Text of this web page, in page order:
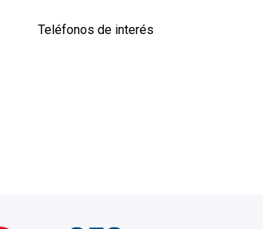
Teléfonos de interés